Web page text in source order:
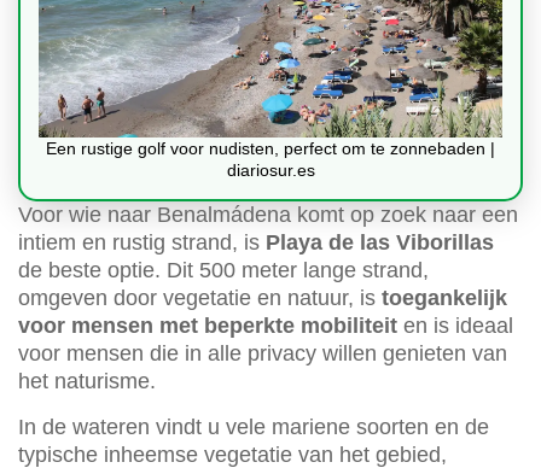
Een rustige golf voor nudisten, perfect om te zonnebaden |
diariosur.es
Voor wie naar Benalmádena komt op zoek naar een
intiem en rustig strand, is Playa de las Viborillas
de beste optie. Dit 500 meter lange strand,
omgeven door vegetatie en natuur, is toegankelijk
voor mensen met beperkte mobiliteit en is ideaal
voor mensen die in alle privacy willen genieten van
het naturisme.
In de wateren vindt u vele mariene soorten en de
typische inheemse vegetatie van het gebied,